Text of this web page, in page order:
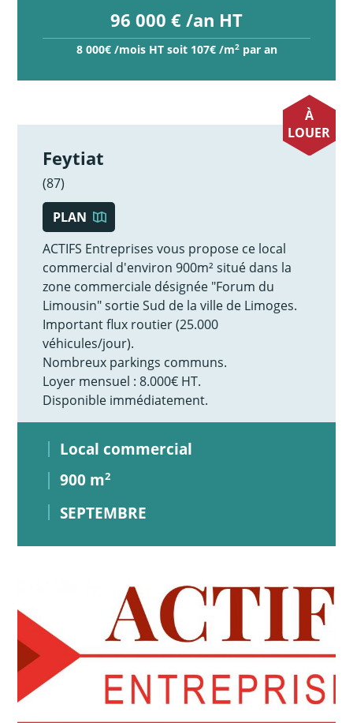
96 000 € /an HT
8 000€ /mois HT soit 107€ /m2par an
À
LOUER
Feytiat
(87)
PLAN
ACTIFS Entreprises vous propose ce local
commercial d'environ 900m² situé dans la
zone commerciale désignée "Forum du
Limousin" sortie Sud de la ville de Limoges.
Important flux routier (25.000
véhicules/jour).
Nombreux parkings communs.
Loyer mensuel : 8.000€ HT.
Disponible immédiatement.
Local commercial
900 m2
SEPTEMBRE